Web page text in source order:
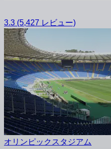
3.3 (5,427 レビュー)
オリンピックスタジアム